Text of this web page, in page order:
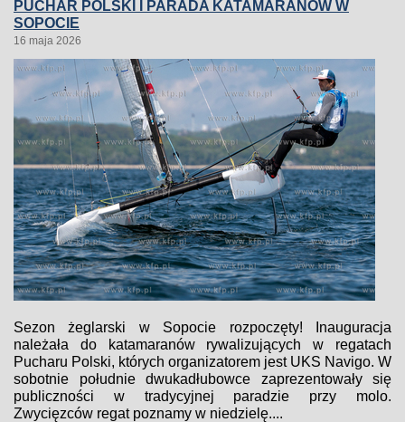
PUCHAR POLSKI I PARADA KATAMARANÓW W
SOPOCIE
16 maja 2026
Sezon żeglarski w Sopocie rozpoczęty! Inauguracja
należała do katamaranów rywalizujących w regatach
Pucharu Polski, których organizatorem jest UKS Navigo. W
sobotnie południe dwukadłubowce zaprezentowały się
publiczności w tradycyjnej paradzie przy molo.
Zwycięzców regat poznamy w niedzielę....